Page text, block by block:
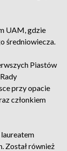
UAM, gdzie
średniowiecza.
Piastów
przy opacie
członkiem
Został również